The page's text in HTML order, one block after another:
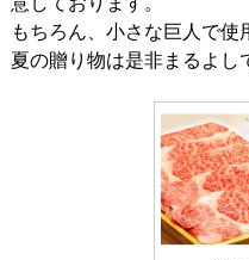
もちろん、小さな巨人で使
夏の贈り物は是非まるよし